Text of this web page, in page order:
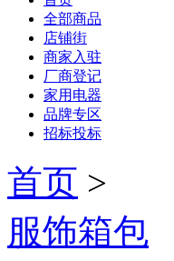
全部商品
店铺街
商家入驻
厂商登记
家用电器
品牌专区
招标投标
首页 >
服饰箱包